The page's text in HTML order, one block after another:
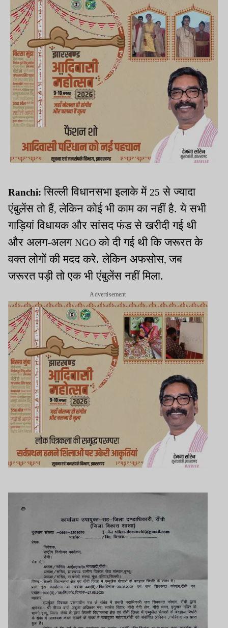
Ranchi:सिल्ली विधानसभा इलाके में 25 से ज्यादा
एंबुलेंस तो हैं,लेकिन कोई भी काम का नहीं है. ये सभी
गाड़ियां विधायक और सांसद फंड से खरीदी गई थी
और अलग-अलग NGOको दी गई थी कि जरूरत के
वक्त लोगों की मदद करे. लेकिन अफसोस,जब
जरूरत पड़ी तो एक भी एंबुलेंस नहीं मिला.
Advertisement